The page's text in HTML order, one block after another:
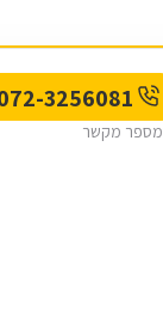
מספר מקשר